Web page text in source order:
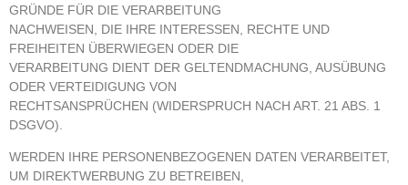
GRÜNDE FÜR DIE VERARBEITUNG
NACHWEISEN, DIE IHRE INTERESSEN, RECHTE UND
FREIHEITEN ÜBERWIEGEN ODER DIE
VERARBEITUNG DIENT DER GELTENDMACHUNG, AUSÜBUNG
ODER VERTEIDIGUNG VON
RECHTSANSPRÜCHEN (WIDERSPRUCH NACH ART. 21 ABS. 1
DSGVO).
WERDEN IHRE PERSONENBEZOGENEN DATEN VERARBEITET,
UM DIREKTWERBUNG ZU BETREIBEN,